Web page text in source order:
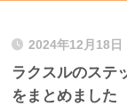
2024年12月18日
ラクスルのステ
をまとめました